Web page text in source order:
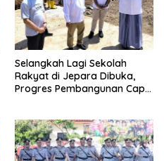
Selangkah Lagi Sekolah
Rakyat di Jepara Dibuka,
Progres Pembangunan Capai